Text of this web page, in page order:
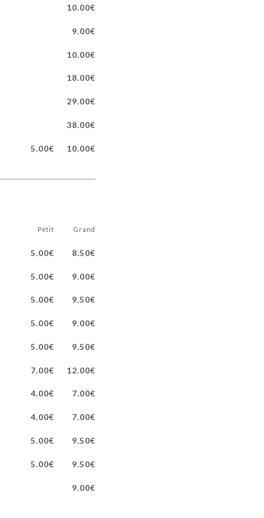
10.00€
9.00€
10.00€
18.00€
29.00€
38.00€
5.00€ 10.00€
Petit Grand
5.00€ 8.50€
5.00€ 9.00€
5.00€ 9.50€
5.00€ 9.00€
5.00€ 9.50€
7.00€ 12.00€
4.00€ 7.00€
4.00€ 7.00€
5.00€ 9.50€
5.00€ 9.50€
9.00€